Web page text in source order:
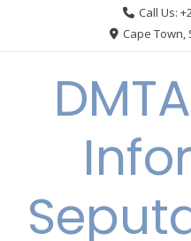
Call Us:
Cape Town,